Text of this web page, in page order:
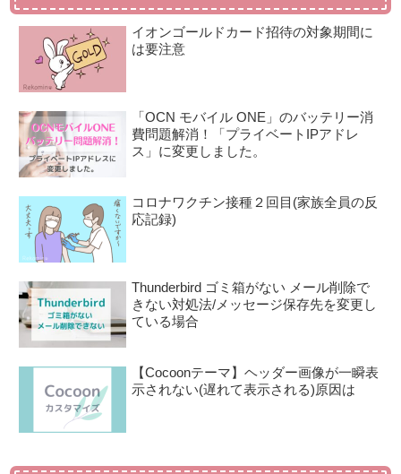
イオンゴールドカード招待の対象期間に
は要注意
「OCN モバイル ONE」のバッテリー消
費問題解消！「プライベートIPアドレ
ス」に変更しました。
コロナワクチン接種２回目(家族全員の反
応記録)
Thunderbird ゴミ箱がない メール削除で
きない対処法/メッセージ保存先を変更し
ている場合
【Cocoonテーマ】ヘッダー画像が一瞬表
示されない(遅れて表示される)原因は